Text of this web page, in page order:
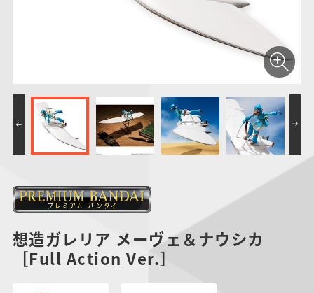
PROJECT R.E.D.・
スーパー戦隊シリー
ズ
ポケットモンスター
サンリオキャラクタ
ーズ
つりグミ SMPシリーズ キャラデコ
想造ガレリア メーヴェ＆ナウシカ
［Full Action Ver.］